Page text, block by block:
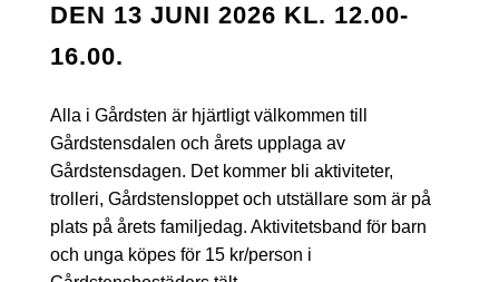
DEN 13 JUNI 2026 KL. 12.00-
16.00.
Alla i Gårdsten är hjärtligt välkommen till
Gårdstensdalen och årets upplaga av
Gårdstensdagen. Det kommer bli aktiviteter,
trolleri, Gårdstensloppet och utställare som är på
plats på årets familjedag. Aktivitetsband för barn
och unga köpes för 15 kr/person i